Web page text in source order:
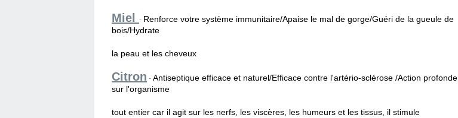
Miel - Renforce votre système immunitaire/Apaise le mal de gorge/Guéri de la gueule de
bois/Hydrate
la peau et les cheveux
Citron - Antiseptique efficace et naturel/Efficace contre l'artério-sclérose /Action profonde
sur l'organisme
tout entier car il agit sur les nerfs, les viscères, les humeurs et les tissus, il stimule